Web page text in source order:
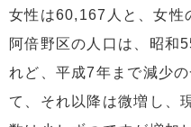
女性は60,167人と、女性
阿倍野区の人口は、昭和
れど、平成7年まで減少
て、それ以降は微増し、